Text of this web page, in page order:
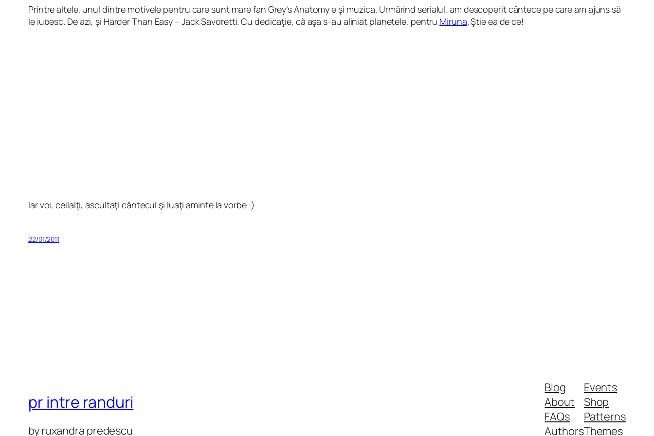
Printre altele, unul dintre motivele pentru care sunt mare fan Grey’s Anatomy e şi muzica. Urmărind serialul, am descoperit cântece pe care am ajuns să
le iubesc. De azi, şi Harder Than Easy – Jack Savoretti. Cu dedicaţie, că aşa s-au aliniat planetele, pentru Miruna. Ştie ea de ce!
Iar voi, ceilalţi, ascultaţi cântecul şi luaţi aminte la vorbe :)
22/01/2011
pr intre randuri
by ruxandra predescu
Blog
About
FAQs
Authors
Events
Shop
Patterns
Themes